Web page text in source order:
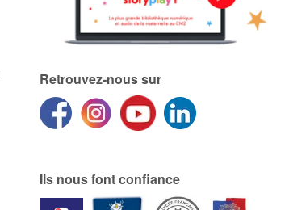
Retrouvez-nous sur
Ils nous font confiance